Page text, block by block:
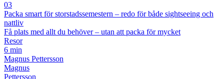
03
Packa smart för storstadssemestern – redo för både sightseeing och
nattliv
Få plats med allt du behöver – utan att packa för mycket
Resor
6 min
Magnus Pettersson
Magnus
Pettersson